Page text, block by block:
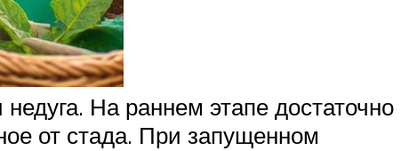
На раннем этапе достаточно
от стада. При запущенном